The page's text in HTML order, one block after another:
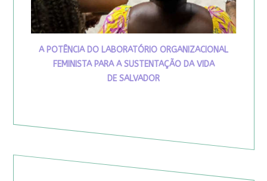
A POTÊNCIA DO LABORATÓRIO ORGANIZACIONAL
FEMINISTA PARA A SUSTENTAÇÃO DA VIDA
DE SALVADOR